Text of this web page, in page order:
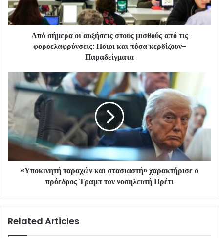
Από σήμερα οι αυξήσεις στους μισθούς από τις
φοροελαφρύνσεις: Ποιοι και πόσα κερδίζουν-
Παραδείγματα
«Υποκινητή ταραχών και στασιαστή» χαρακτήρισε ο
πρόεδρος Τραμπ τον νοσηλευτή Πρέτι
Related Articles